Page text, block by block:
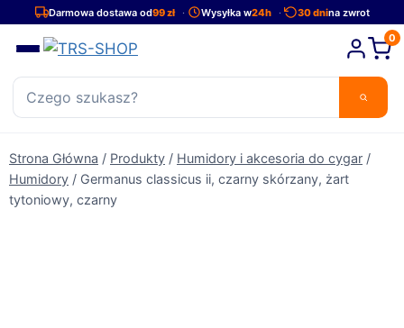
PrzejdźDarmowa dostawa od99 zł Wysyłka w24h 30 dnina zwrot
0
Strona Główna / Produkty / Humidory i akcesoria do cygar /
Humidory / Germanus classicus ii, czarny skórzany, żart
tytoniowy, czarny